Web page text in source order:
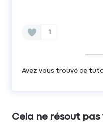
1
Avez vous trouvé ce
Cela ne résout